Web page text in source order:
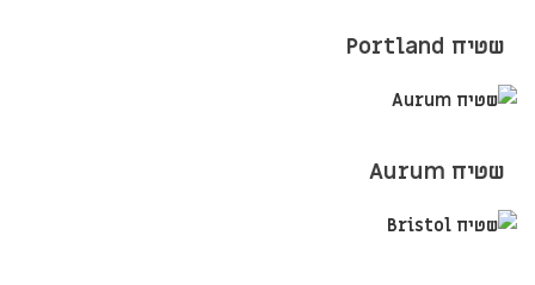
שטיח Portland
שטיח Aurum